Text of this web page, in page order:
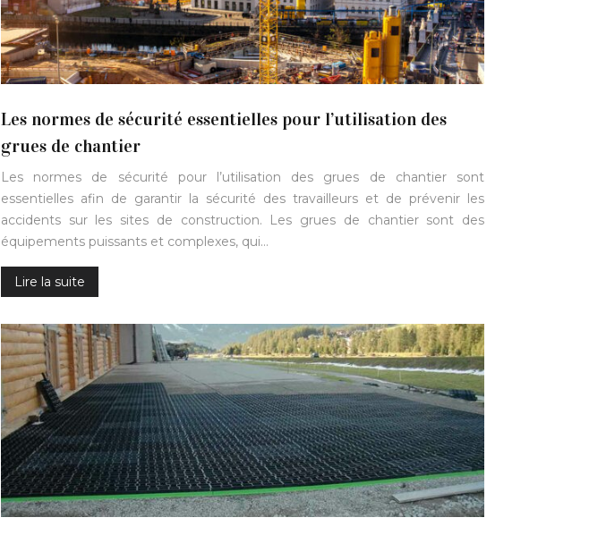
Les normes de sécurité essentielles pour l’utilisation des
grues de chantier
Les normes de sécurité pour l’utilisation des grues de chantier sont
essentielles afin de garantir la sécurité des travailleurs et de prévenir les
accidents sur les sites de construction. Les grues de chantier sont des
équipements puissants et complexes, qui…
Lire la suite